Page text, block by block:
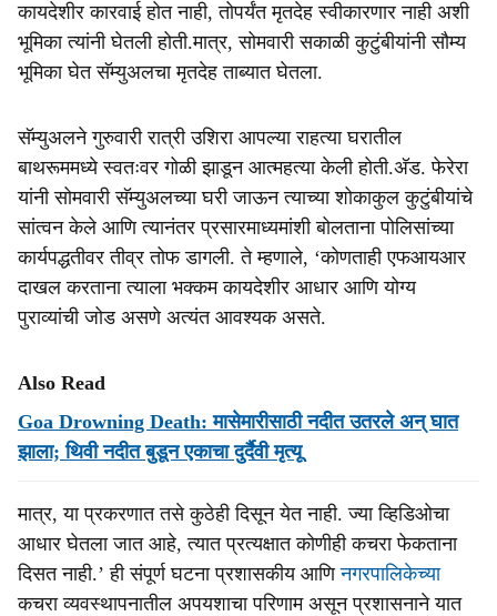
कायदेशीर कारवाई होत नाही, तोपर्यंत मृतदेह स्वीकारणार नाही अशी
भूमिका त्यांनी घेतली होती.मात्र, सोमवारी सकाळी कुटुंबीयांनी सौम्य
भूमिका घेत सॅम्युअलचा मृतदेह ताब्यात घेतला.
सॅम्युअलने गुरुवारी रात्री उशिरा आपल्या राहत्या घरातील
बाथरूममध्ये स्वतःवर गोळी झाडून आत्महत्या केली होती.अ‍ॅड. फेरेरा
यांनी सोमवारी सॅम्युअलच्या घरी जाऊन त्याच्या शोकाकुल कुटुंबीयांचे
सांत्वन केले आणि त्यानंतर प्रसारमाध्यमांशी बोलताना पोलिसांच्या
कार्यपद्धतीवर तीव्र तोफ डागली. ते म्हणाले, ‘कोणताही एफआयआर
दाखल करताना त्याला भक्कम कायदेशीर आधार आणि योग्य
पुराव्यांची जोड असणे अत्यंत आवश्यक असते.
Also Read
Goa Drowning Death: मासेमारीसाठी नदीत उतरले अन् घात
झाला; थिवी नदीत बुडून एकाचा दुर्दैवी मृत्यू
मात्र, या प्रकरणात तसे कुठेही दिसून येत नाही. ज्या व्हिडिओचा
आधार घेतला जात आहे, त्यात प्रत्यक्षात कोणीही कचरा फेकताना
दिसत नाही.’ ही संपूर्ण घटना प्रशासकीय आणिनगरपालिकेच्या
कचरा व्यवस्थापनातील अपयशाचा परिणाम असून प्रशासनाने यात